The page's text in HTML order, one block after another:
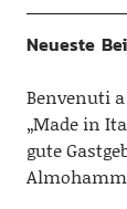
Neueste
Benvenuti
„Made in
gute